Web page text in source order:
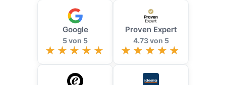
Google
5 von 5
Proven Expert
4.73 von 5